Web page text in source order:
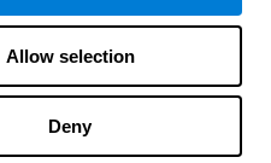
Allow selection
Deny